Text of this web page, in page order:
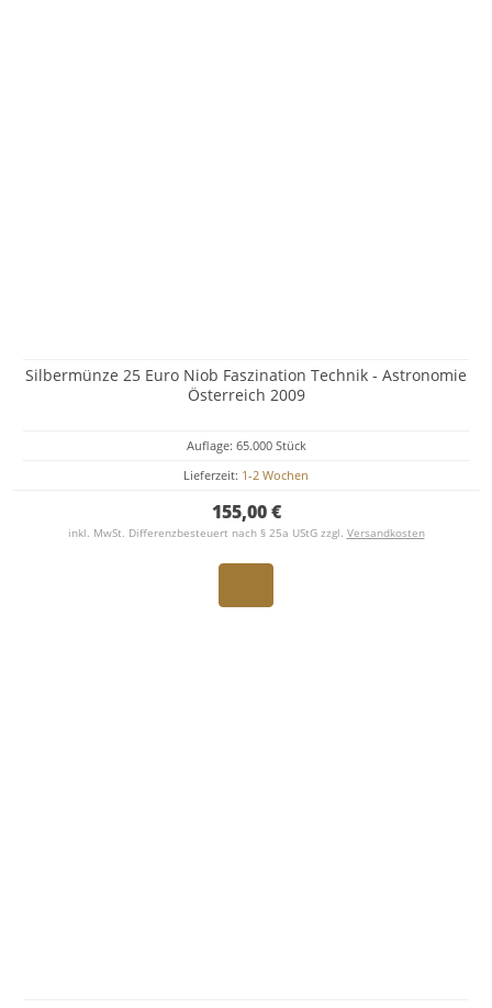
Silbermünze 25 Euro Niob Faszination Technik - Astronomie
Österreich 2009
Auflage: 65.000 Stück
Lieferzeit: 1-2 Wochen
155,00 €
inkl. MwSt. Differenzbesteuert nach § 25a UStG zzgl. Versandkosten